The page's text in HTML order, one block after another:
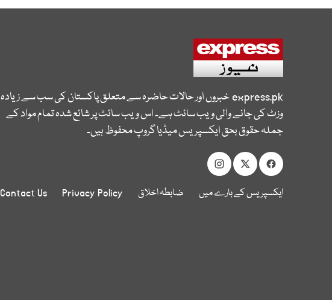
express.pkخبروں اور حالات حاضرہ سے متعلق پاکستان کی سب سے زیادہ
وزٹ کی جانے والی ویب سائٹ ہے۔ اس ویب سائٹ پر شائع شدہ تمام مواد کے
جملہ حقوق بحق ایکسپریس میڈیا گروپ محفوظ ہیں۔
ایکسپریس کے بارے میں ضابطہ اخلاق Privacy Policy
Contact Us